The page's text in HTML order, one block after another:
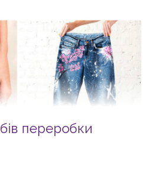
переробки